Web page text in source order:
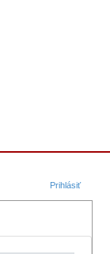
Prihlásiť